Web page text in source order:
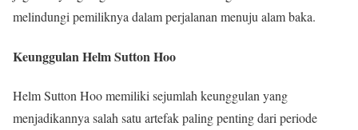
melindungi pemiliknya dalam perjalanan menuju alam baka.
Keunggulan Helm Sutton Hoo
Helm Sutton Hoo memiliki sejumlah keunggulan yang
menjadikannya salah satu artefak paling penting dari periode